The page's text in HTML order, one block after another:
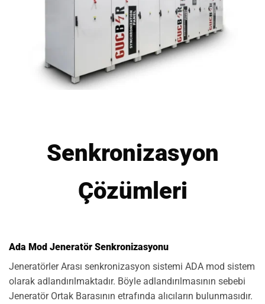
Senkronizasyon
Çözümleri
Ada Mod Jeneratör Senkronizasyonu
Jeneratörler Arası senkronizasyon sistemi ADA mod sistem
olarak adlandırılmaktadır. Böyle adlandırılmasının sebebi
Jeneratör Ortak Barasının etrafında alıcıların bulunmasıdır.